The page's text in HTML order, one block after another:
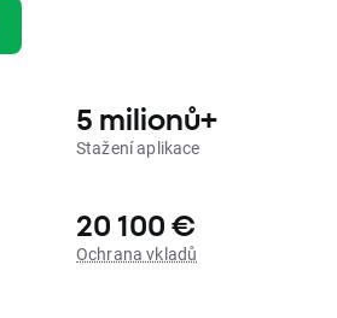
5 milionů+
Stažení aplikace
20 100 €
Ochrana vkladů